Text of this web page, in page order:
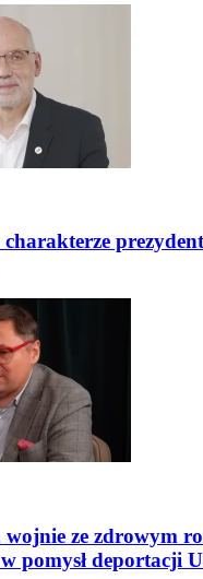
ze zdrowym
pomysł deportacji